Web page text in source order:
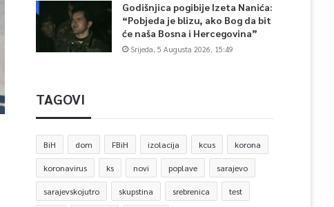
Godišnjica pogibije Izeta Nanića:
“Pobjeda je blizu, ako Bog da bit
će naša Bosna i Hercegovina”
Srijeda, 5 Augusta 2026, 15:49
TAGOVI
BiH dom FBiH izolacija kcus korona
koronavirus ks novi poplave sarajevo
sarajevskojutro skupstina srebrenica test